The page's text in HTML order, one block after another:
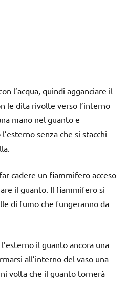
l’acqua, quindi agganciare il
le dita rivolte verso l’interno
mano nel guanto e
senza che si stacchi
cadere un fiammifero acceso
il guanto. Il fiammifero si
di fumo che fungeranno da
il guanto ancora una
all’interno del vaso una
volta che il guanto tornerà